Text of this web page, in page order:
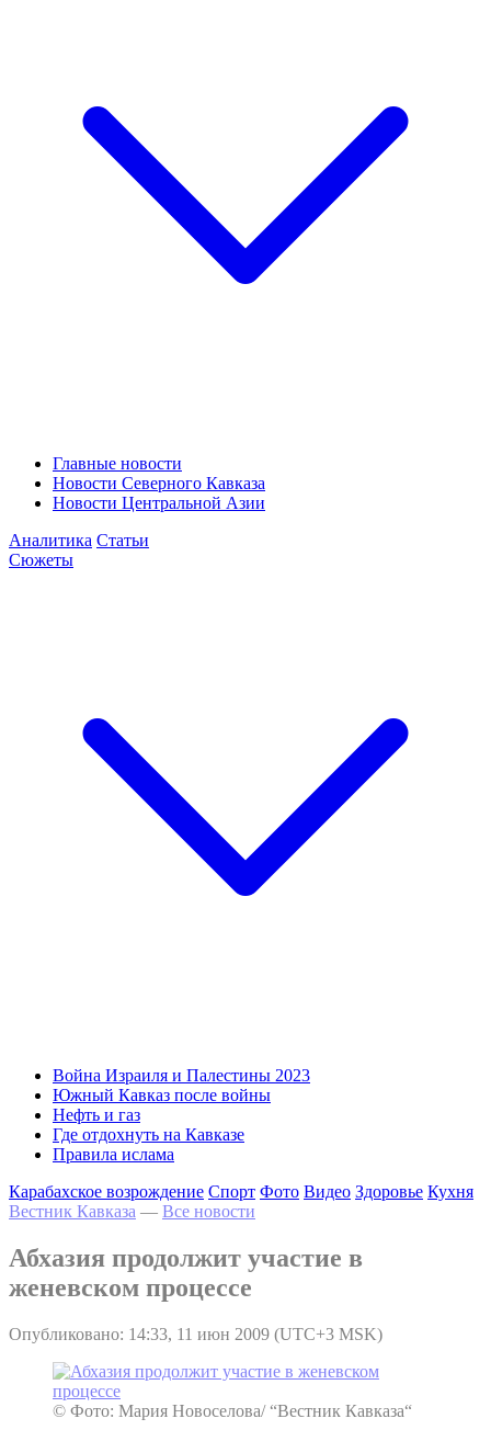
Главные новости
Новости Северного Кавказа
Новости Центральной Азии
Аналитика Статьи
Сюжеты
Война Израиля и Палестины 2023
Южный Кавказ после войны
Нефть и газ
Где отдохнуть на Кавказе
Правила ислама
Карабахское возрождение Спорт Фото Видео Здоровье Кухня
Вестник Кавказа — Все новости
Абхазия продолжит участие в
женевском процессе
Опубликовано: 14:33, 11 июн 2009 (UTC+3 MSK)
© Фото: Мария Новоселова/ “Вестник Кавказа“